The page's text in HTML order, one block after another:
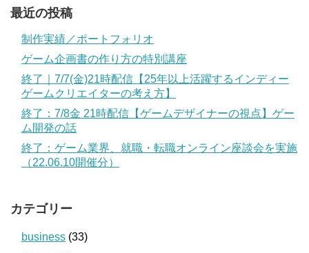
最近の投稿
制作実績／ポートフォリオ
ゲーム企画書の作り方の特別講座
終了｜7/7(金)21時配信【25年以上活躍するインディー
ゲームクリエイターの考え方】
終了：7/8金 21時配信【ゲームデザイナーの視点】ゲー
ム開発の話
終了：ゲーム業界、就職・転職オンライン座談会を実施
（22.06.10開催分）
カテゴリー
business (33)